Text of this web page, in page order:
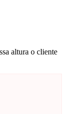
altura o cliente